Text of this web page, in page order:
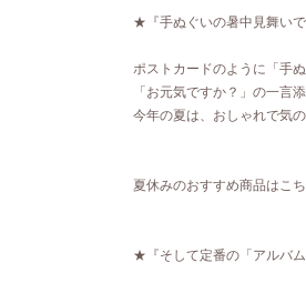
★『手ぬぐいの暑中見舞いで
ポストカードのように「手
「お元気ですか？」の一言
今年の夏は、おしゃれで気
夏休みのおすすめ商品はこ
★『そして定番の「アルバム